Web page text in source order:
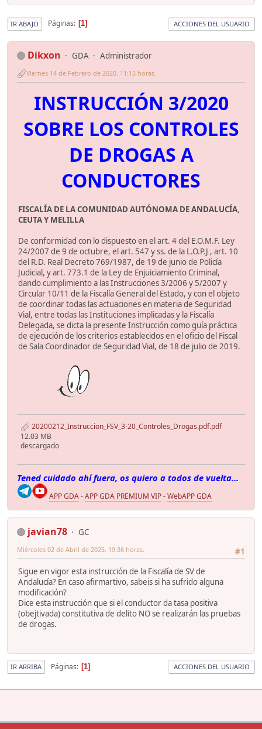
IR ABAJO Páginas 1 ACCIONES DEL USUARIO
Dikxon GDA Administrador
Viernes 14 de Febrero de 2020. 11:15 horas.
INSTRUCCIÓN 3/2020
SOBRE LOS CONTROLES
DE DROGAS A
CONDUCTORES
FISCALÍA DE LA COMUNIDAD AUTÓNOMA DE ANDALUCÍA,
CEUTA Y MELILLA
De conformidad con lo dispuesto en el art. 4 del E.O.M.F. Ley
24/2007 de 9 de octubre, el art. 547 y ss. de la L.O.P.J , art. 10
del R.D. Real Decreto 769/1987, de 19 de junio de Policía
Judicial, y art. 773.1 de la Ley de Enjuiciamiento Criminal,
dando cumplimiento a las Instrucciones 3/2006 y 5/2007 y
Circular 10/11 de la Fiscalía General del Estado, y con el objeto
de coordinar todas las actuaciones en materia de Seguridad
Vial, entre todas las Instituciones implicadas y la Fiscalía
Delegada, se dicta la presente Instrucción como guía práctica
de ejecución de los criterios establecidos en el oficio del Fiscal
de Sala Coordinador de Seguridad Vial, de 18 de julio de 2019.
20200212_Instruccion_FSV_3-20_Controles_Drogas.pdf.pdf
12.03 MB
descargado
Tened cuidado ahí fuera, os quiero a todos de vuelta...
APP GDA-APP GDA PREMIUM VIP-WebAPP GDA
javian78
GC
#1
Miércoles 02 de Abril de 2025. 19:36 horas.
Sigue en vigor esta instrucción de la Fiscalía de SV de
Andalucía? En caso afirmartivo, sabeis si ha sufrido alguna
modificación?
Dice esta instrucción que si el conductor da tasa positiva
(obejtivada) constitutiva de delito NO se realizarán las pruebas
de drogas.
IR ARRIBA Páginas 1 ACCIONES DEL USUARIO